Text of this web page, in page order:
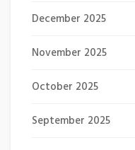
December 2025
November 2025
October 2025
September 2025